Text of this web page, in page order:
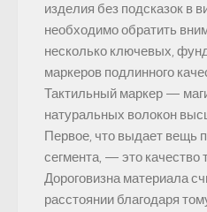
изделия без подсказок в
необходимо обратить
несколько ключевых,
маркеров подлинного
Тактильный маркер —
натуральных волокон
Первое, что выдает вещь
сегмента, — это качество
Дороговизна материала
расстоянии благодаря